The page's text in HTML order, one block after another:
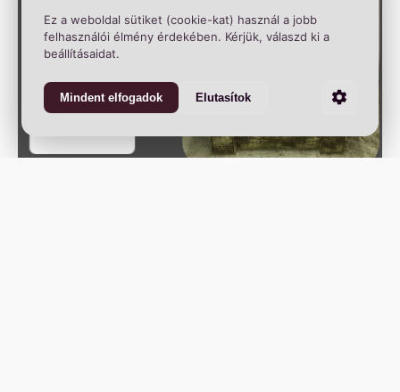
Ez a weboldal sütiket (cookie-kat) használ a jobb
felhasználói élmény érdekében. Kérjük, válaszd ki a
beállításaidat.
Mindent elfogadok Elutasítok